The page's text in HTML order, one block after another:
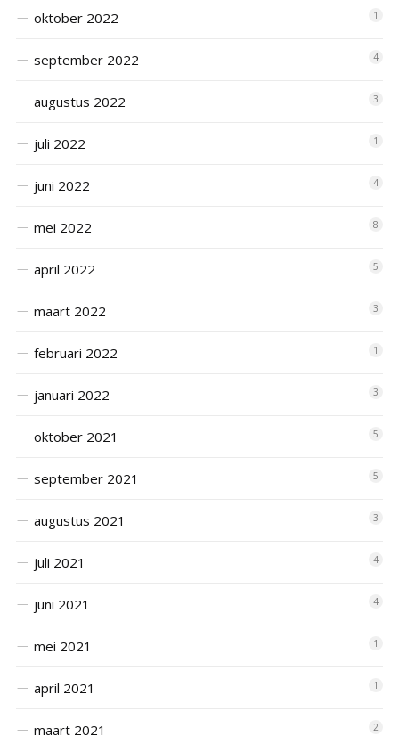
oktober 2022 1
september 2022 4
augustus 2022 3
juli 2022 1
juni 2022 4
mei 2022 8
april 2022 5
maart 2022 3
februari 2022 1
januari 2022 3
oktober 2021 5
september 2021 5
augustus 2021 3
juli 2021 4
juni 2021 4
mei 2021 1
april 2021 1
maart 2021 2